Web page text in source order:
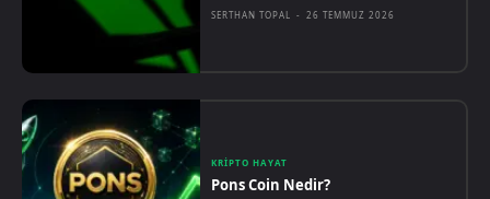
SERTHAN TOPAL - 26 TEMMUZ 2026
KRIPTO HAYAT
Pons Coin Nedir?